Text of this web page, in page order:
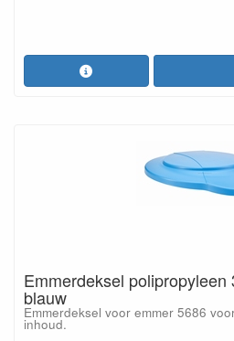
Emmerdeksel polipropyleen
blauw
Emmerdeksel voor emmer 5686
inhoud.